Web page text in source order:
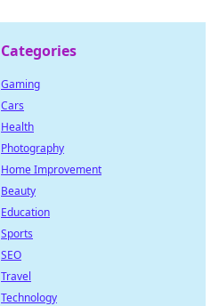
Categories
Gaming
Cars
Health
Photography
Home Improvement
Beauty
Education
Sports
SEO
Travel
Technology